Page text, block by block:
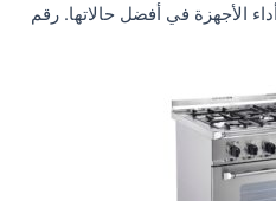
الأجهزة في أفضل حالاتها. رقم